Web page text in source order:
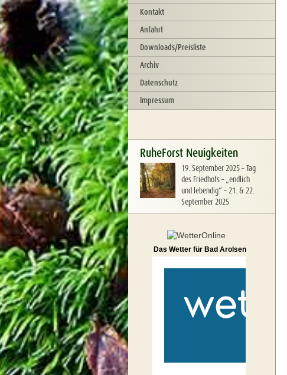
Kontakt
Anfahrt
Downloads/Preisliste
Archiv
Datenschutz
Impressum
RuheForst Neuigkeiten
19. September 2025–Tag
des Friedhofs – „endlich
und lebendig“ – 21. & 22.
September 2025
Das Wetter für Bad Arolsen